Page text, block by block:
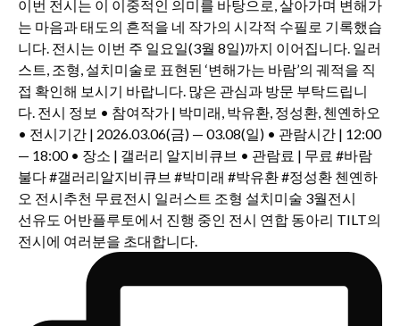
선유도 어반플루토에서 진행 중인 전시 연합 동아리 TILT의
전시에 여러분을 초대합니다.